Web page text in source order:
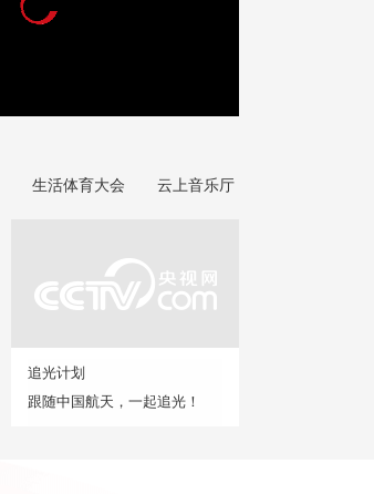
生活体育大会 云上音乐厅
追光计划
跟随中国航天，一起追光！